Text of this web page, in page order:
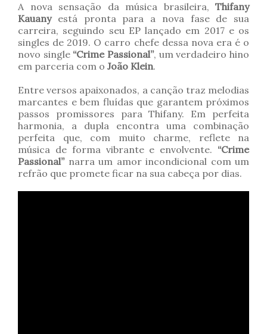
A nova sensação da música brasileira, Thifany
Kauanyestá pronta para a nova fase de sua
carreira, seguindo seu EP lançado em 2017 e os
singles de 2019. O carro chefe dessa nova era é o
novo single “Crime Passional”, um verdadeiro hino
em parceria com o João Klein.
Entre versos apaixonados, a canção traz melodias
marcantes e bem fluídas que garantem próximos
passos promissores para Thifany. Em perfeita
harmonia, a dupla encontra uma combinação
perfeita que, com muito charme, reflete na
música de forma vibrante e envolvente. “Crime
Passional”narra um amor incondicional com um
refrão que promete ficar na sua cabeça por dias.